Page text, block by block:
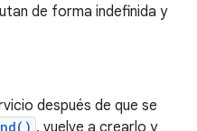
de forma indefinida y
después de que se
, vuelve a crearlo y